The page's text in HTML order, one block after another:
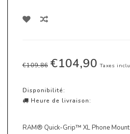
€109,86 €104,90 Taxes
Disponibilité:
Heure de livraison:
RAM® Quick-Grip™ XL Phone